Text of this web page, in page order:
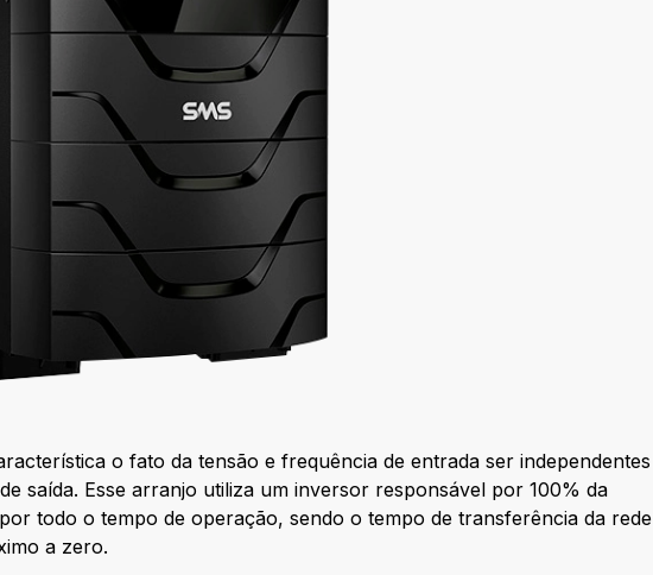
o fato da tensão e frequência de entrada ser independentes
saída. Esse arranjo utiliza um inversor responsável por 100% da
todo o tempo de operação, sendo o tempo de transferência da rede
a zero.